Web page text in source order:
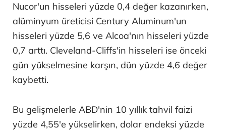
Nucor'un hisseleri yüzde 0,4 değer kazanırken,
alüminyum üreticisi Century Aluminum'un
hisseleri yüzde 5,6 ve Alcoa'nın hisseleri yüzde
0,7 arttı. Cleveland-Cliffs'in hisseleri ise önceki
gün yükselmesine karşın, dün yüzde 4,6 değer
kaybetti.
Bu gelişmelerle ABD'nin 10 yıllık tahvil faizi
yüzde 4,55'e yükselirken, dolar endeksi yüzde